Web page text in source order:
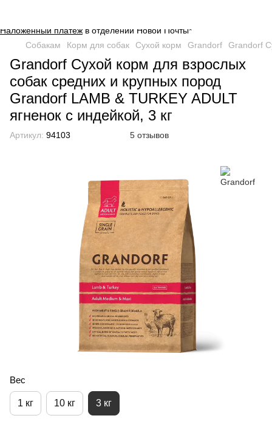
Собакам Корм для собак Сухой корм Grandorf Grandorf
Grandorf Сухой корм для взрослых
собак средних и крупных пород
Grandorf LAMB & TURKEY ADULT
ягненок с индейкой, 3 кг
Артикул: 94103 5 отзывов
Вес
1 кг 10 кг 3 кг
Наложенный платеж в отделении Новой Почты*